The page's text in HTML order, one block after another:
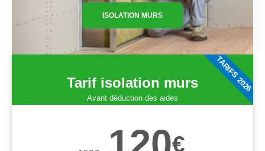
ISOLATION MURS
Tarif isolation murs
Avant déduction des aides
€
TARIFS 2026